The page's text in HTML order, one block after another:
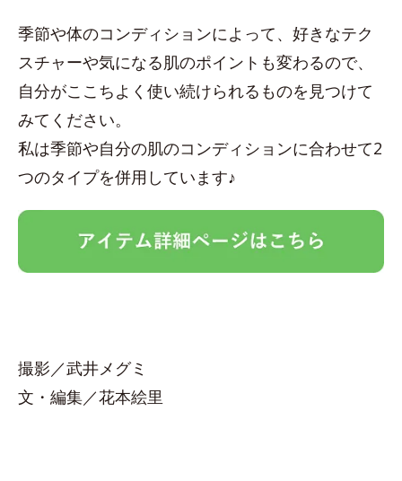
季節や体のコンディションによって、好きなテク
スチャーや気になる肌のポイントも変わるので、
自分がここちよく使い続けられるものを見つけて
みてください。
私は季節や自分の肌のコンディションに合わせて2
つのタイプを併用しています♪
撮影／武井メグミ
文・編集／花本絵里